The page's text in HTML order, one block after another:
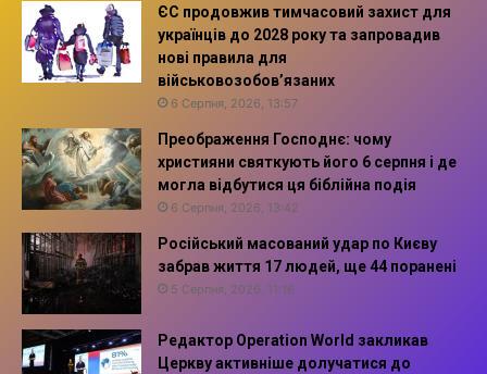
ЄС продовжив тимчасовий захист для
українців до 2028 року та запровадив
нові правила для
військовозобов’язаних
6 Серпня, 2026, 13:57
Преображення Господнє: чому
християни святкують його 6 серпня і де
могла відбутися ця біблійна подія
6 Серпня, 2026, 13:42
Російський масований удар по Києву
забрав життя 17 людей, ще 44 поранені
5 Серпня, 2026, 11:16
Редактор Operation World закликав
Церкву активніше долучатися до